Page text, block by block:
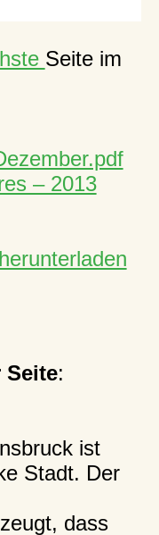
Seite im
– 2013
Seite:
ist
Stadt. Der
dass